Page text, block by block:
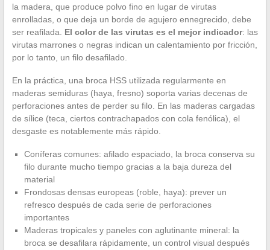
la madera, que produce polvo fino en lugar de virutas
enrolladas, o que deja un borde de agujero ennegrecido, debe
ser reafilada. El color de las virutas es el mejor indicador: las
virutas marrones o negras indican un calentamiento por fricción,
por lo tanto, un filo desafilado.
En la práctica, una broca HSS utilizada regularmente en
maderas semiduras (haya, fresno) soporta varias decenas de
perforaciones antes de perder su filo. En las maderas cargadas
de sílice (teca, ciertos contrachapados con cola fenólica), el
desgaste es notablemente más rápido.
Coníferas comunes: afilado espaciado, la broca conserva su
filo durante mucho tiempo gracias a la baja dureza del
material
Frondosas densas europeas (roble, haya): prever un
refresco después de cada serie de perforaciones
importantes
Maderas tropicales y paneles con aglutinante mineral: la
broca se desafilara rápidamente, un control visual después